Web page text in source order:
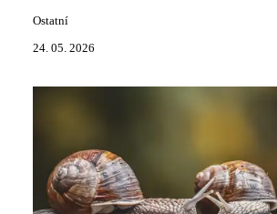
Ostatní
24. 05. 2026